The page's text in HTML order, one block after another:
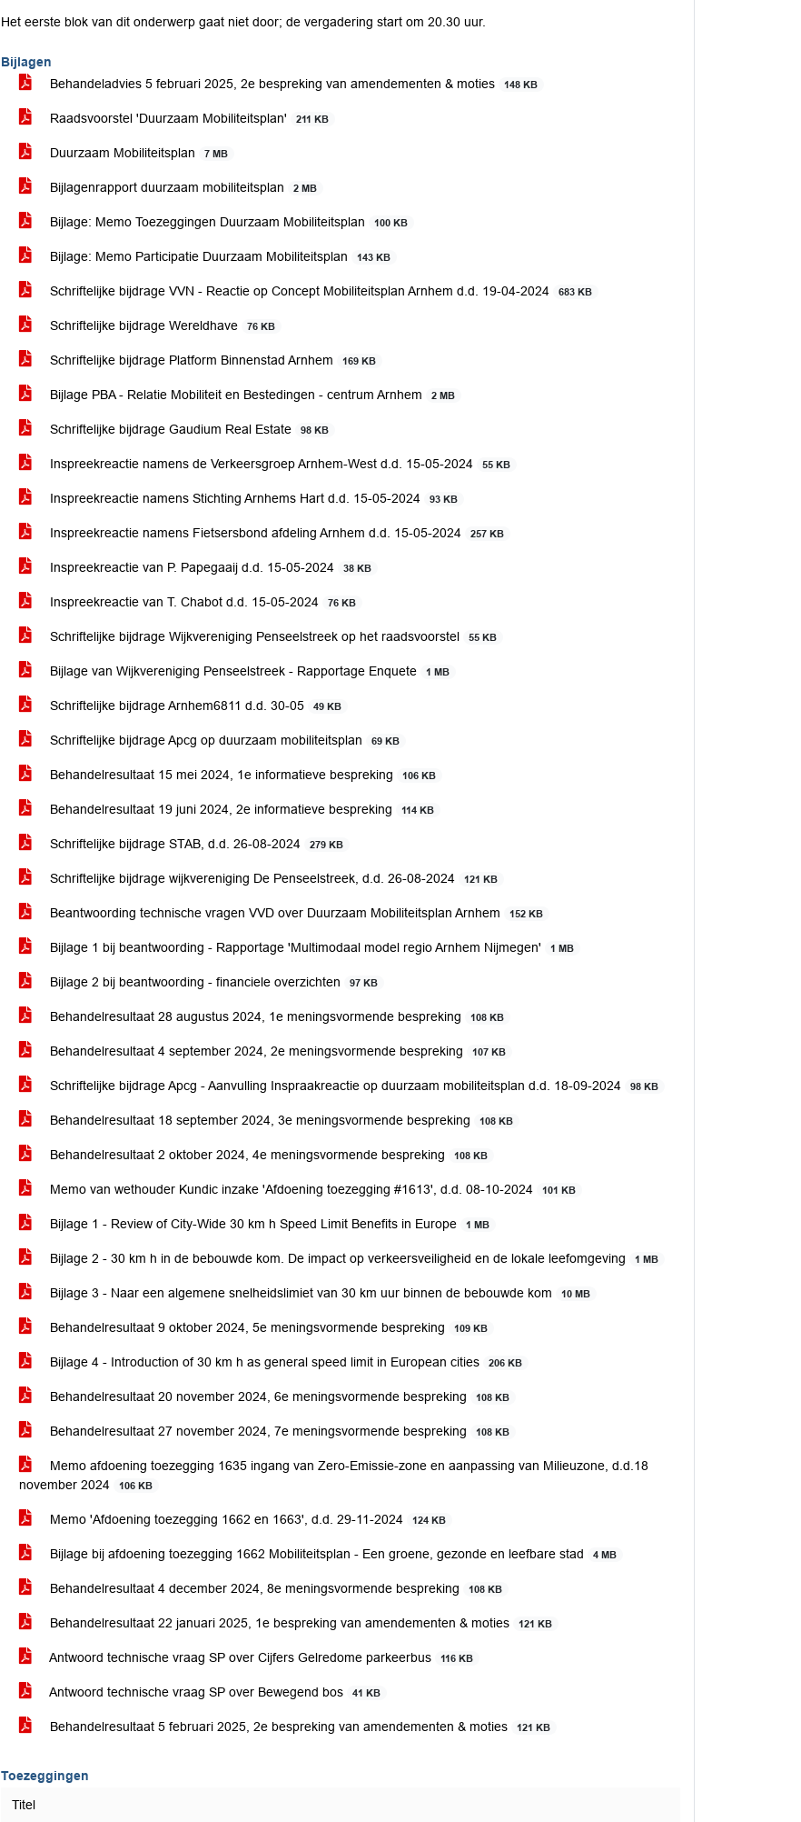
Het eerste blok van dit onderwerp gaat niet door; de vergadering start om 20.30 uur.
Bijlagen
Behandeladvies 5 februari 2025, 2e bespreking van amendementen & moties
148 KB
Raadsvoorstel 'Duurzaam Mobiliteitsplan' 211 KB
Duurzaam Mobiliteitsplan 7 MB
Bijlagenrapport duurzaam mobiliteitsplan 2 MB
Bijlage: Memo Toezeggingen Duurzaam Mobiliteitsplan 100 KB
Bijlage: Memo Participatie Duurzaam Mobiliteitsplan 143 KB
Schriftelijke bijdrage VVN - Reactie op Concept Mobiliteitsplan Arnhem d.d. 19-04-2024 683 KB
Schriftelijke bijdrage Wereldhave 76 KB
Schriftelijke bijdrage Platform Binnenstad Arnhem 169 KB
Bijlage PBA - Relatie Mobiliteit en Bestedingen - centrum Arnhem 2 MB
Schriftelijke bijdrage Gaudium Real Estate 98 KB
Inspreekreactie namens de Verkeersgroep Arnhem-West d.d. 15-05-2024 55 KB
Inspreekreactie namens Stichting Arnhems Hart d.d. 15-05-2024 93 KB
Inspreekreactie namens Fietsersbond afdeling Arnhem d.d. 15-05-2024 257 KB
Inspreekreactie van P. Papegaaij d.d. 15-05-2024 38 KB
Inspreekreactie van T. Chabot d.d. 15-05-2024 76 KB
Schriftelijke bijdrage Wijkvereniging Penseelstreek op het raadsvoorstel 55 KB
Bijlage van Wijkvereniging Penseelstreek - Rapportage Enquete 1 MB
Schriftelijke bijdrage Arnhem6811 d.d. 30-05 49 KB
Schriftelijke bijdrage Apcg op duurzaam mobiliteitsplan 69 KB
Behandelresultaat 15 mei 2024, 1e informatieve bespreking 106 KB
Behandelresultaat 19 juni 2024, 2e informatieve bespreking 114 KB
Schriftelijke bijdrage STAB, d.d. 26-08-2024 279 KB
Schriftelijke bijdrage wijkvereniging De Penseelstreek, d.d. 26-08-2024 121 KB
Beantwoording technische vragen VVD over Duurzaam Mobiliteitsplan Arnhem 152 KB
Bijlage 1 bij beantwoording - Rapportage 'Multimodaal model regio Arnhem Nijmegen' 1 MB
Bijlage 2 bij beantwoording - financiele overzichten 97 KB
Behandelresultaat 28 augustus 2024, 1e meningsvormende bespreking 108 KB
Behandelresultaat 4 september 2024, 2e meningsvormende bespreking 107 KB
Schriftelijke bijdrage Apcg - Aanvulling Inspraakreactie op duurzaam mobiliteitsplan d.d. 18-09-2024 98 KB
Behandelresultaat 18 september 2024, 3e meningsvormende bespreking 108 KB
Behandelresultaat 2 oktober 2024, 4e meningsvormende bespreking 108 KB
Memo van wethouder Kundic inzake 'Afdoening toezegging #1613', d.d. 08-10-2024 101 KB
Bijlage 1 - Review of City-Wide 30 km h Speed Limit Benefits in Europe 1 MB
Bijlage 2 - 30 km h in de bebouwde kom. De impact op verkeersveiligheid en de lokale leefomgeving 1 MB
Bijlage 3 - Naar een algemene snelheidslimiet van 30 km uur binnen de bebouwde kom 10 MB
Behandelresultaat 9 oktober 2024, 5e meningsvormende bespreking 109 KB
Bijlage 4 - Introduction of 30 km h as general speed limit in European cities 206 KB
Behandelresultaat 20 november 2024, 6e meningsvormende bespreking 108 KB
Behandelresultaat 27 november 2024, 7e meningsvormende bespreking 108 KB
Memo afdoening toezegging 1635 ingang van Zero-Emissie-zone en aanpassing van Milieuzone, d.d.18
november 2024
106 KB
Memo 'Afdoening toezegging 1662 en 1663', d.d. 29-11-2024 124 KB
Bijlage bij afdoening toezegging 1662 Mobiliteitsplan - Een groene, gezonde en leefbare stad 4 MB
Behandelresultaat 4 december 2024, 8e meningsvormende bespreking 108 KB
Behandelresultaat 22 januari 2025, 1e bespreking van amendementen & moties 121 KB
Antwoord technische vraag SP over Cijfers Gelredome parkeerbus 116 KB
Antwoord technische vraag SP over Bewegend bos 41 KB
Behandelresultaat 5 februari 2025, 2e bespreking van amendementen & moties 121 KB
Toezeggingen
Titel